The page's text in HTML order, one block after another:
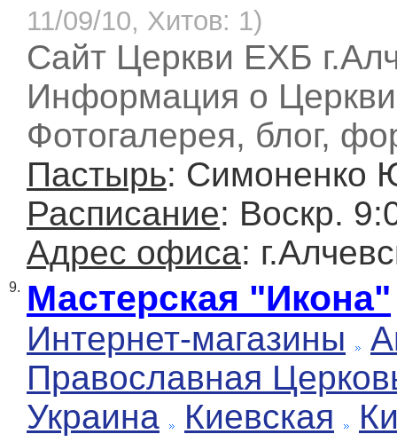
11/09/10, Хитов: 1)
Сайт Церкви ЕХБ
Информация о
Фотогалерея, блог,
Пастырь: Симоненко
Расписание: Воскр.
Адрес офиса:
9. Мастерская "Икона"
Интернет-магазины
Православная
Украина
Киевская